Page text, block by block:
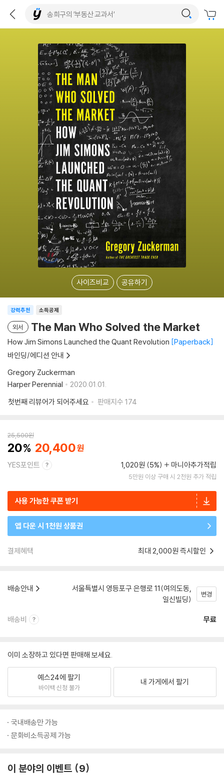
사이즈비교 공유하기
소득공제
강력추천
외서 The Man Who Solved the Market
How Jim Simons Launched the Quant Revolution Paperback
바인딩/에디션 안내
Gregory Zuckerman
Harper Perennial
2020.01.01.
첫번째 리뷰어가 되어주세요
판매지수 174
25,500원
20 20,400
YES포인트 1,020원 (5%) 마니아추가적립
5만원 이상 구매 시 2천원 추가 적립
사용 가능한 쿠폰 받기
앱 다운 시 1천원 상품권
결제혜택 최대 2,000원 즉시할인
배송안내
서울특별시 영등포구 은행로 11(여의도동,
일신빌딩)
변경
배송비 무료
이미 소장하고 있다면 판매해 보세요.
예스24에 팔기
바이백 신청 불가
내 가게에서 팔기
국내배송만 가능
문화비소득공제 가능
이 분야의 이벤트 9